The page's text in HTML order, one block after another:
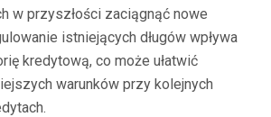
w przyszłości zaciągnąć nowe
istniejących długów wpływa
kredytową, co może ułatwić
warunków przy kolejnych